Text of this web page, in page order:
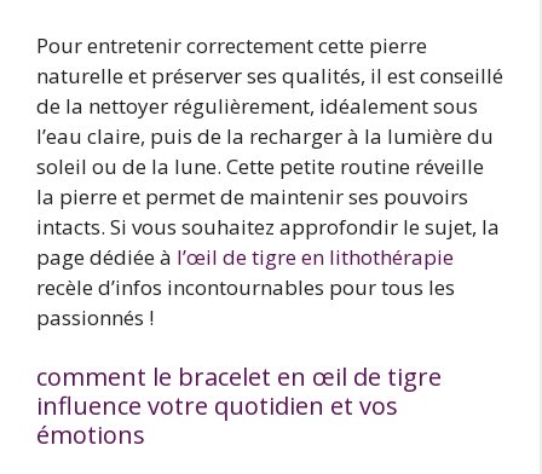
Pour entretenir correctement cette pierre
naturelle et préserver ses qualités, il est conseillé
de la nettoyer régulièrement, idéalement sous
l’eau claire, puis de la recharger à la lumière du
soleil ou de la lune. Cette petite routine réveille
la pierre et permet de maintenir ses pouvoirs
intacts. Si vous souhaitez approfondir le sujet, la
page dédiée à l’œil de tigre en lithothérapie
recèle d’infos incontournables pour tous les
passionnés !
comment le bracelet en œil de tigre
influence votre quotidien et vos
émotions